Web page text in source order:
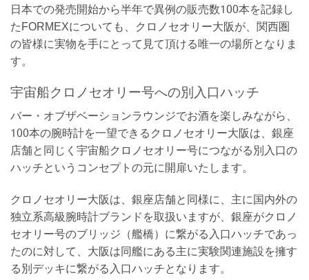
日本での発売開始から半年で異例の販売数100本を記録し
たFORMEXについても、クロノセオリー大阪が、関西圏
の皆様に実物を手にとって見て頂ける唯一の場所となりま
す。
宇宙船クロノセオリー号への別入口ハッチ
バー・オブザベーションラウンジでお酒を楽しみながら、
100本の腕時計を一望できるクロノセオリー大阪は、銀座
店舗と同じく宇宙船クロノセオリー号につながる別入口の
ハッチというコンセプトの元に開扉いたします。
クロノセオリー大阪は、銀座店舗と同様に、主に国内外の
独立系高級腕時計ブランドを取扱いますが、銀座がクロノ
セオリー号のブリッジ（艦橋）に繋がる入口ハッチであっ
たのに対して、大阪は同艦にある主に実験関連施設を擁す
る別デッキに繋がる入口ハッチとなります。